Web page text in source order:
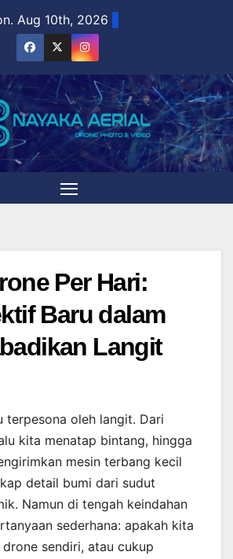
Aug 10th, 2026
Per Hari:
Baru dalam
Langit
terpesona oleh langit. Dari
kita menatap bintang, hingga
mesin terbang kecil
detail bumi dari sudut
Namun di tengah keindahan
sederhana: apakah kita
sendiri, atau cukup